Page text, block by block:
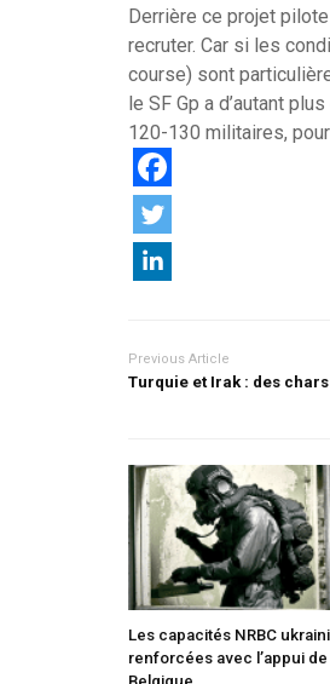
Derrière ce projet
recruter. Car si les
course) sont
le SF Gp a d’autant
120-130 militaires,
Previous Article
Turquie et Irak : des
Les capacités NRBC
renforcées avec l’appui de